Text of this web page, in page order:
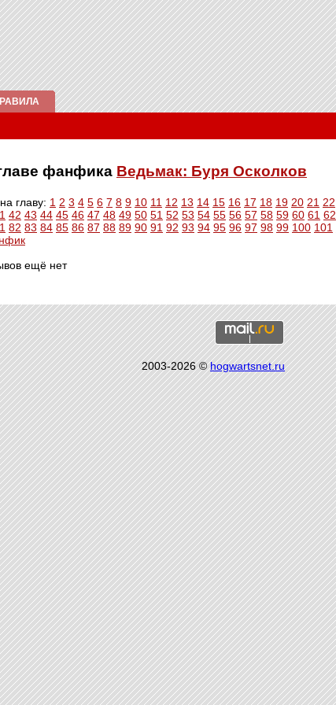
фанфика Ведьмак: Буря Осколков
главу: 1 2 3 4 5 6 7 8 9 10 11 12 13 14 15 16 17 18 19 20 21 22
42 43 44 45 46 47 48 49 50 51 52 53 54 55 56 57 58 59 60 61 62
82 83 84 85 86 87 88 89 90 91 92 93 94 95 96 97 98 99 100 101
ещё нет
2003-2026 ©hogwartsnet.ru